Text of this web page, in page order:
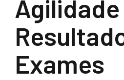
Exames